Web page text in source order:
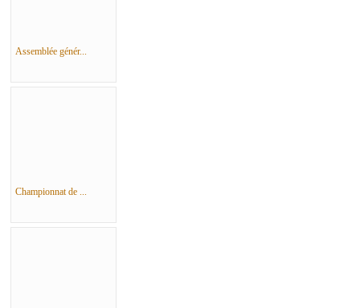
Assemblée génér...
Championnat de ...